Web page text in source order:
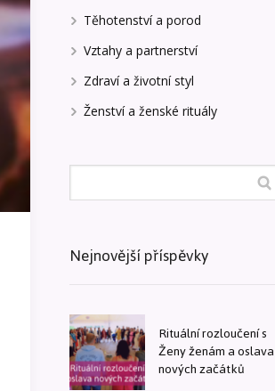
Těhotenství a porod
Vztahy a partnerství
Zdraví a životní styl
Ženství a ženské rituály
Nejnovější příspěvky
Rituální rozloučení s
Ženy ženám a oslava
nových začátků